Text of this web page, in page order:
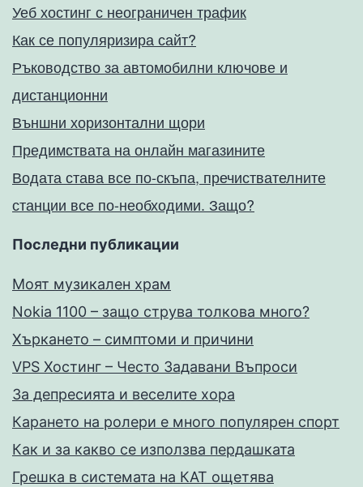
Уеб хостинг с неограничен трафик
Как се популяризира сайт?
Ръководство за автомобилни ключове и
дистанционни
Външни хоризонтални щори
Предимствата на онлайн магазините
Водата става все по-скъпа, пречиствателните
станции все по-необходими. Защо?
Последни публикации
Моят музикален храм
Nokia 1100 – защо струва толкова много?
Хъркането – симптоми и причини
VPS Хостинг – Често Задавани Въпроси
За депресията и веселите хора
Карането на ролери е много популярен спорт
Как и за какво се използва пердашката
Грешка в системата на КАТ ощетява